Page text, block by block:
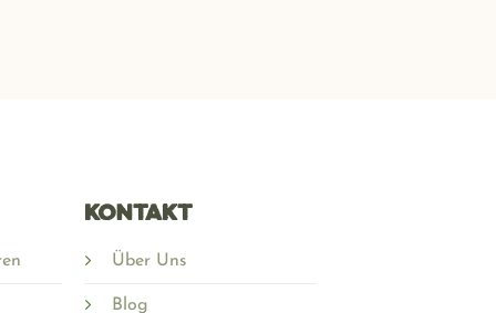
Kontakt
Über Uns
Blog